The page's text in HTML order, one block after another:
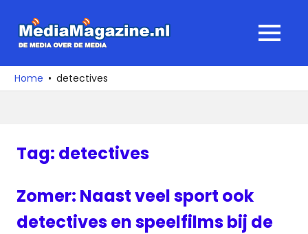
naar
media
over
MENU
Home detectives
Tag: detectives
Zomer: Naast veel sport ook
detectives en speelfilms bij de